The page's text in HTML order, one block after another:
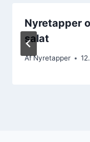
Nyretapper
salat
AfNyretapper